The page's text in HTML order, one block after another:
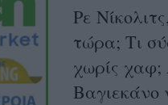
Ρε
τώρα; Τι
χωρίς χαφ;
Βαγιεκάνο